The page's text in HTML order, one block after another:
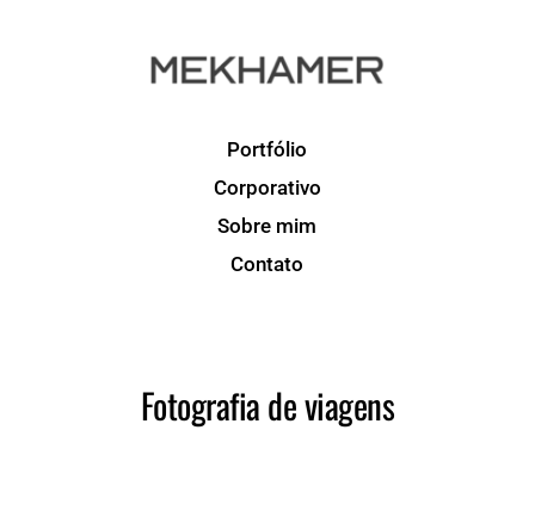
Portfólio
Corporativo
Sobre mim
Contato
Fotografia de viagens